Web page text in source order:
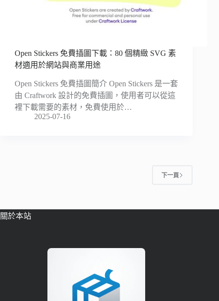
Open Stickers 免費插圖下載：80 個精緻 SVG 素
材適用於網站與商業用途
Open Stickers 免費插圖簡介 Open Stickers 是一套
由 Craftwork 設計的免費插圖，使用者可以從這
裡下載需要的素材，免費使用於…
2025-07-16
下一頁
關於本站